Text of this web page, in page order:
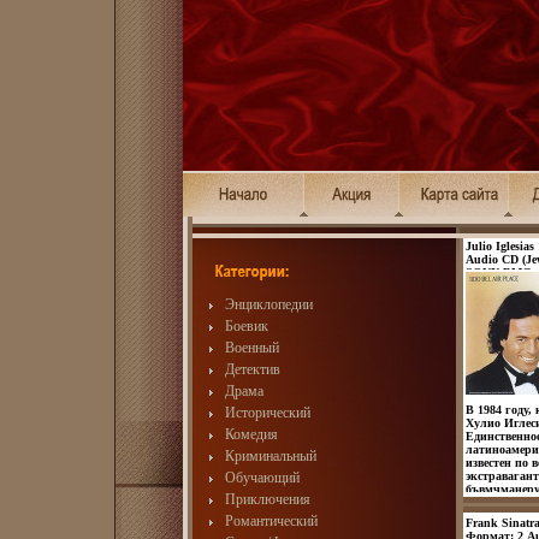
Энциклопедии
Боевик
Военный
Детектив
Драма
Исторический
Комедия
Криминальный
Обучающий
Приключения
Романтический
Julio Iglesias
Audio CD
SONY BMG,
товары
1984 г
В 1984 году,
Хулио
известен по
голос:
будто он
романтики
Frank
Формат: 2